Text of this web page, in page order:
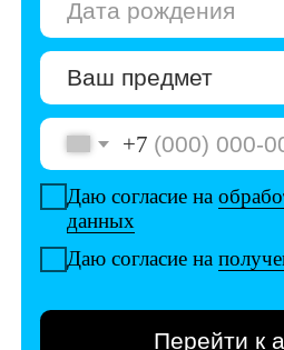
Даю согласие наобработку
Даю согласие наполучение
Перейти к анкете